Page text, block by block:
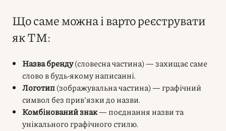
Що саме можна і варто реєструвати
як ТМ:
Назва бренду(словесна частина) — захищає саме
слово в будь-якому написанні.
Логотип(зображувальна частина) — графічний
символ без прив’язки до назви.
Комбінований знак— поєднання назви та
унікального графічного стилю.